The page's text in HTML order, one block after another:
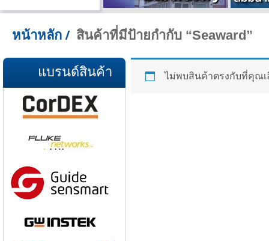
หน้าหลัก / สินค้าที่มีป้ายกำกับ “Seaward”
ไม่พบสินค้าตรงกับที่คุณเ
แบรนด์สินค้า